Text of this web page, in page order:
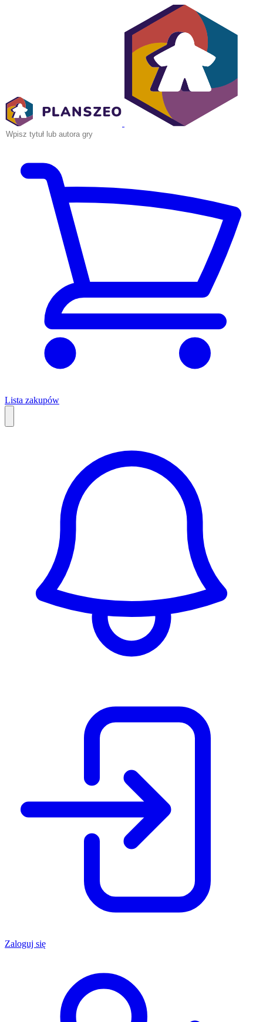
Lista zakupów
Zaloguj się